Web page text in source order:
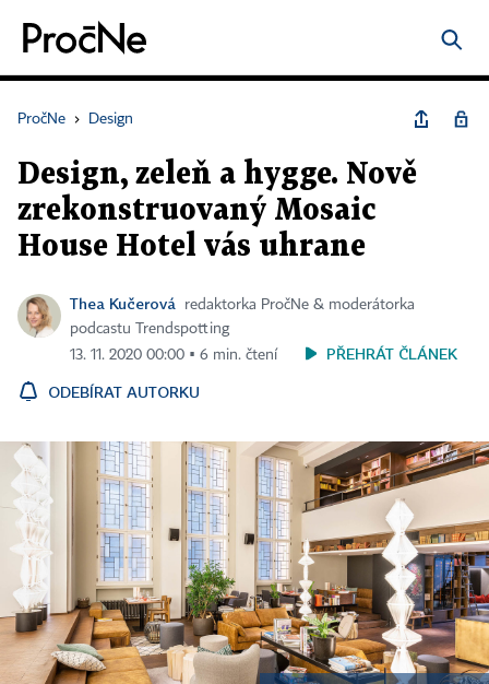
PročNe › Design
Design, zeleň a hygge. Nově
zrekonstruovaný Mosaic
House Hotel vás uhrane
Thea Kučerová
redaktorka PročNe & moderátorka
podcastu Trendspotting
13. 11. 2020 00:00 ▪ 6 min. čtení
PŘEHRÁT ČLÁNEK
ODEBÍRAT AUTORKU